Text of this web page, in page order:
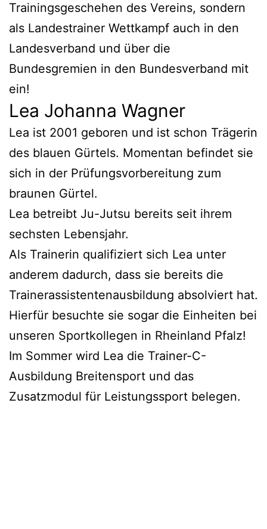
Trainingsgeschehen des Vereins, sondern
als Landestrainer Wettkampf auch in den
Landesverband und über die
Bundesgremien in den Bundesverband mit
ein!
Lea Johanna Wagner
Lea ist 2001 geboren und ist schon Trägerin
des blauen Gürtels. Momentan befindet sie
sich in der Prüfungsvorbereitung zum
braunen Gürtel.
Lea betreibt Ju-Jutsu bereits seit ihrem
sechsten Lebensjahr.
Als Trainerin qualifiziert sich Lea unter
anderem dadurch, dass sie bereits die
Trainerassistentenausbildung absolviert hat.
Hierfür besuchte sie sogar die Einheiten bei
unseren Sportkollegen in Rheinland Pfalz!
Im Sommer wird Lea die Trainer-C-
Ausbildung Breitensport und das
Zusatzmodul für Leistungssport belegen.